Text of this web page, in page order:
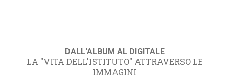
DALL'ALBUM AL DIGITALE
LA "VITA DELL'ISTITUTO" ATTRAVERSO LE
IMMAGINI